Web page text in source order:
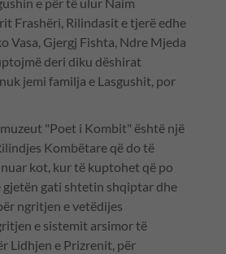
Frashëri, Rilindasit e tjerë edhe
Vasa, Gjergj Fishta, Ndre Mjeda
deri diku dëshirat
jemi familja e Lasgushit, por
"Poet i Kombit" është një
Kombëtare që do të
kot, kur të kuptohet që po
gjetën gati shtetin shqiptar dhe
ngritjen e vetëdijes
e sistemit arsimor të
Lidhjen e Prizrenit, për